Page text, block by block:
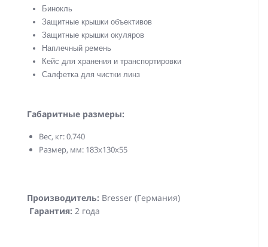
Бинокль
Защитные крышки объективов
Защитные крышки окуляров
Наплечный ремень
Кейс для хранения и транспортировки
Салфетка для чистки линз
Габаритные размеры:
Вес, кг: 0.740
Размер, мм: 183x130x55
Производитель: Bresser (Германия)
Гарантия: 2 года